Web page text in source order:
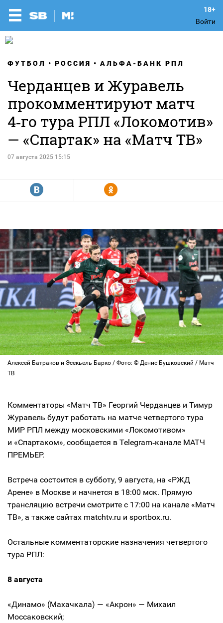
Войти
ФУТБОЛ РОССИЯ АЛЬФА-БАНК РПЛ
Черданцев и Журавель
прокомментируют матч
4‑го тура РПЛ «Локомотив»
— «Спартак» на «Матч ТВ»
07 августа 2025 15:15
R Y
Алексей Батраков и Эсекьель Барко / Фото: © Денис Бушковский / Матч
ТВ
Комментаторы «Матч ТВ» Георгий Черданцев и Тимур
Журавель будут работать на матче четвертого тура
МИР РПЛ между московскими «Локомотивом»
и «Спартаком», сообщается в Telegram‑канале МАТЧ
ПРЕМЬЕР.
Встреча состоится в субботу, 9 августа, на «РЖД
Арене» в Москве и начнется в 18:00 мск. Прямую
трансляцию встречи смотрите с 17:00 на канале «Матч
ТВ», а также сайтах matchtv.ru и sportbox.ru.
Остальные комментаторские назначения четвертого
тура РПЛ:
8 августа
«Динамо» (Махачкала) — «Акрон» — Михаил
Моссаковский;